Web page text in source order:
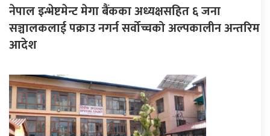
नेपाल इन्भेष्टमेन्ट मेगा बैंकका अध्यक्षसहित ६ जना
सञ्चालकलाई पक्राउ नगर्न सर्वोच्चको अल्पकालीन अन्तरिम
आदेश